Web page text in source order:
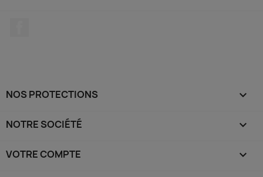
NOS PROTECTIONS 
NOTRE SOCIÉTÉ 
VOTRE COMPTE 